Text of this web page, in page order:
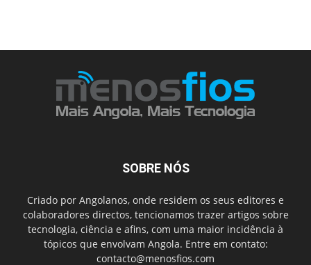
SOBRE NÓS
Criado por Angolanos, onde residem os seus editores e
colaboradores directos, tencionamos trazer artigos sobre
tecnologia, ciência e afins, com uma maior incidência à
tópicos que envolvam Angola. Entre em contato:
contacto@menosfios.com